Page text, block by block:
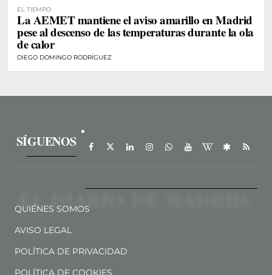
EL TIEMPO
La AEMET mantiene el aviso amarillo en Madrid
pese al descenso de las temperaturas durante la ola
de calor
DIEGO DOMINGO RODRÍGUEZ
SÍGUENOS
QUIÉNES SOMOS
AVISO LEGAL
POLÍTICA DE PRIVACIDAD
POLÍTICA DE COOKIES